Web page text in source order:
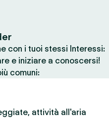
con i tuoi stessi Interessi:
e iniziare a conoscersi!
comuni:
attività all'aria